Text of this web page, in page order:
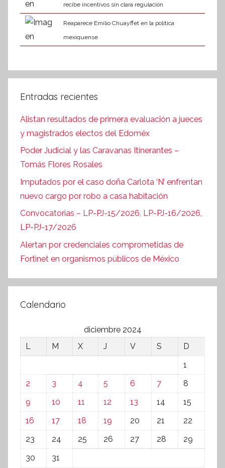
recibe incentivos sin clara regulación
Reaparece Emilio Chuayffet en la política
mexiquense
Entradas recientes
Alistan resultados de primera evaluación a jueces
y magistrados electos del Edoméx
Poder Judicial y las Caravanas Itinerantes –
Tomás Flores Rosales
Imputados por el caso doña Carlota ‘N’ enfrentan
nuevo cargo por robo a casa habitación
Convocatorias – LP-PJ-15/2026, LP-PJ-16/2026,
LP-PJ-17/2026
Alertan por credenciales comprometidas de
Fortinet en organismos públicos de México
Calendario
diciembre 2024
L
M X J V S
D
1
2
3 4 5 6 7
8
9
10 11 12 13 14
15
16
17 18 19 20 21
22
23
24 25 26 27 28
29
30
31